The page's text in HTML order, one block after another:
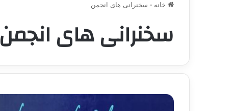
خانه - سخنرانی های انجمن
سخنرانی های انجمن